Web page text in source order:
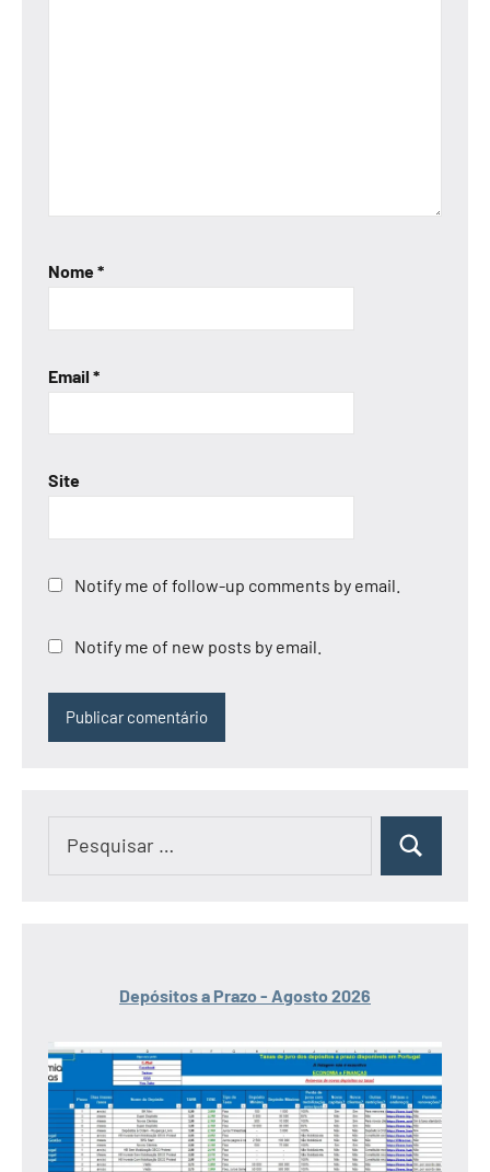
Nome*
Email *
Site
Notify me of follow-up comments by email.
Notify me of new posts by email.
Pesquisar
Depósitos a Prazo - Agosto 2026